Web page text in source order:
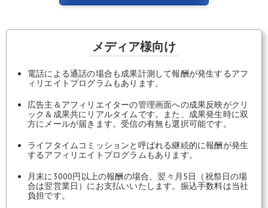
メディア様向け
電話による通話の場合も成果計測して報酬が発生するアフ
ィリエイトプログラムもあります。
広告主＆アフィリエイターの管理画面への成果反映がクリ
ック＆成果共にリアルタイムです。また、成果発生時に双
方にメールが届きます。受信の有無も選択可能です。
ライフタイムコミッションと呼ばれる継続的に報酬が発生
するアフィリエイトプログラムもあります。
月末に3000円以上の報酬の場合、翌々月5日（祝祭日の場
合は翌営業日）にお支払いいたします。振込手数料は当社
負担です。